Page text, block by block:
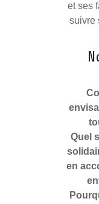
et ses
suivre
Quel
en